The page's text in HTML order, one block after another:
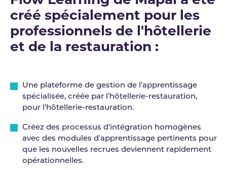
créé spécialement pour les
professionnels de l'hôtellerie
et de la restauration :
Une plateforme de gestion de l'apprentissage
spécialisée, créée par l'hôtellerie-restauration,
pour l'hôtellerie-restauration.
Créez des processus d'intégration homogènes
avec des modules d'apprentissage pertinents pour
que les nouvelles recrues deviennent rapidement
opérationnelles.